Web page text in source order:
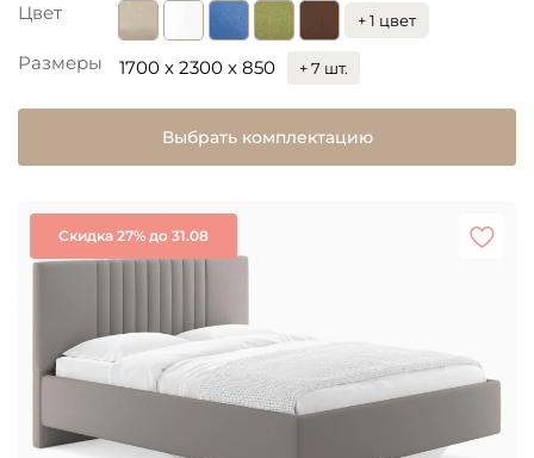
Цвет + 1 цвет
Размеры 1700 x 2300 x 850 + 7 шт.
Выбрать комплектацию
Скидка 27% до 31.08